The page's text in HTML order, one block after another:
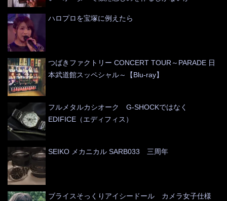
ハロプロを宝塚に例えたら
つばきファクトリー CONCERT TOUR～PARADE 日
本武道館スッペシャル～【Blu-ray】
フルメタルカシオーク G-SHOCKではなく
EDIFICE（エディフィス）
SEIKO メカニカル SARB033 三周年
ブライスそっくりアイシードール カメラ女子仕様